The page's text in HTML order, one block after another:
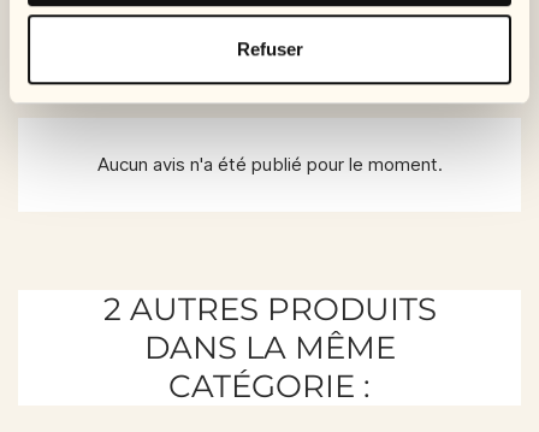
Refuser
Commentaires (0)
Aucun avis n'a été publié pour le moment.
2 AUTRES PRODUITS
DANS LA MÊME
CATÉGORIE :